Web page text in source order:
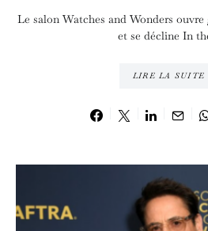
Le salon Watches and Wonders
et se décline In
LIRE LA SUITE